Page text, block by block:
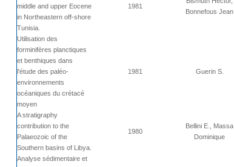
middle and upper Eocene
in Northeastern off-shore
Tunisia.
1981
Bonnefous Jean
Utilisation des
forminifères planctiques
et benthiques dans
l'étude des paléo-
environnements
océaniques du crétacé
moyen
1981 Guerin S.
A stratigraphy
contribution to the
Palaeozoic of the
Southern basins of Libya.
1980
Bellini E., Massa
Dominique
Analyse sédimentaire et